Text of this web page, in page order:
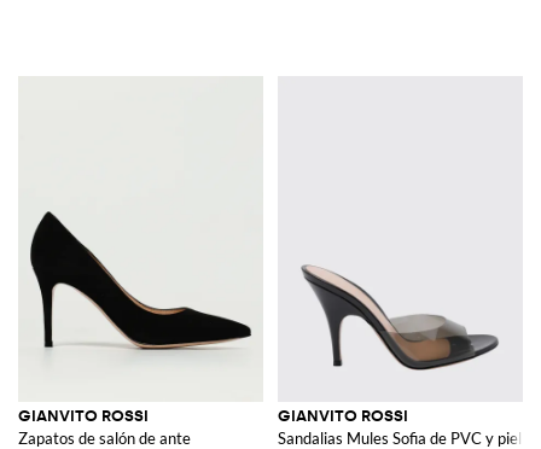
GIANVITO ROSSI
Zapatos de salón de ante
GIANVITO ROSSI
Sandalias Mules Sofia de PVC y piel